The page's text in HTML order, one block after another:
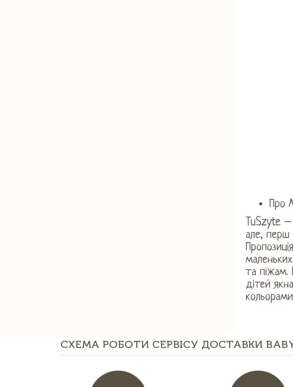
Про
TuSzyte
але, перш
та піжам.
дітей
СХЕМА РОБОТИ СЕРВІСУ ДОСТАВКИ